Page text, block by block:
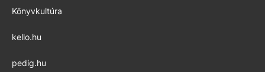
Könyvkultúra
kello.hu
pedig.hu